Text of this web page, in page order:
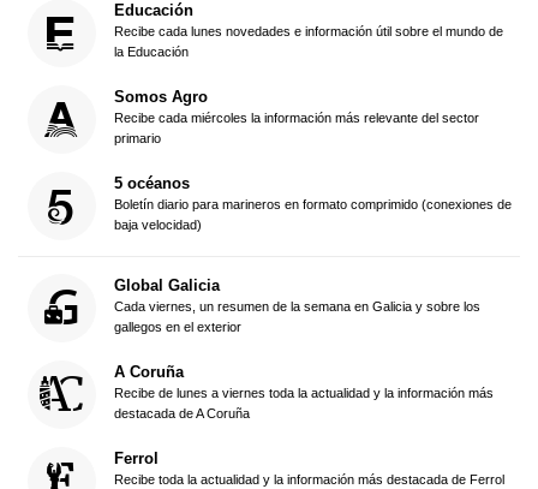
Educación
Recibe cada lunes novedades e información útil sobre el mundo de
la Educación
Somos Agro
Recibe cada miércoles la información más relevante del sector
primario
5 océanos
Boletín diario para marineros en formato comprimido (conexiones de
baja velocidad)
Global Galicia
Cada viernes, un resumen de la semana en Galicia y sobre los
gallegos en el exterior
A Coruña
Recibe de lunes a viernes toda la actualidad y la información más
destacada de A Coruña
Ferrol
Recibe toda la actualidad y la información más destacada de Ferrol